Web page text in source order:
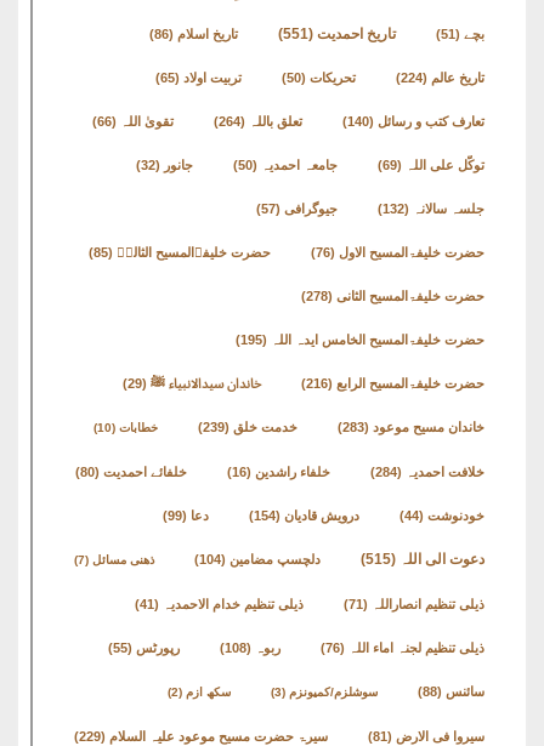
بچے (51) تاریخ احمدیت (551) تاریخ اسلام (86)
تاریخ عالم (224) تحریکات (50) تربیت اولاد (65)
تعارف کتب و رسائل (140) تعلق باللہ (264) تقویٰ اللہ (66)
توکّل علی اللہ (69) جامعہ احمدیہ (50) جانور (32)
جلسہ سالانہ (132) جیوگرافی (57)
حضرت خلیفۃالمسیح الاول (76) حضرت خلیفۃالمسیح الثالثؒ (85)
حضرت خلیفۃالمسیح الثانی (278)
حضرت خلیفۃالمسیح الخامس ایدہ اللہ (195)
حضرت خلیفۃالمسیح الرابع (216) خاندان سیدالانبیاء ﷺ (29)
خاندان مسیح موعود (283) خدمت خلق (239) خطابات (10)
خلافت احمدیہ (284) خلفاء راشدین (16) خلفائے احمدیت (80)
خودنوشت (44) درویش قادیان (154) دعا (99)
دعوت الی اللہ (515) دلچسپ مضامین (104) ذھنی مسائل (7)
ذیلی تنظیم انصاراللہ (71) ذیلی تنظیم خدام الاحمدیہ (41)
ذیلی تنظیم لجنہ اماء اللہ (76) ربوہ (108) رپورٹس (55)
سائنس (88) سوشلزم/کمیونزم (3) سکھ ازم (2)
سیروا فی الارض (81) سیرۃ حضرت مسیح موعود علیہ السلام (229)